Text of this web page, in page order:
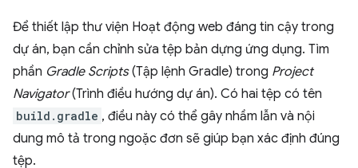
Để thiết lập thư viện Hoạt động web đáng tin cậy trong
dự án, bạn cần chỉnh sửa tệp bản dựng ứng dụng. Tìm
phần Gradle Scripts(Tập lệnh Gradle) trong Project
Navigator(Trình điều hướng dự án). Có hai tệp có tên
build.gradle , điều này có thể gây nhầm lẫn và nội
dung mô tả trong ngoặc đơn sẽ giúp bạn xác định đúng
tệp.